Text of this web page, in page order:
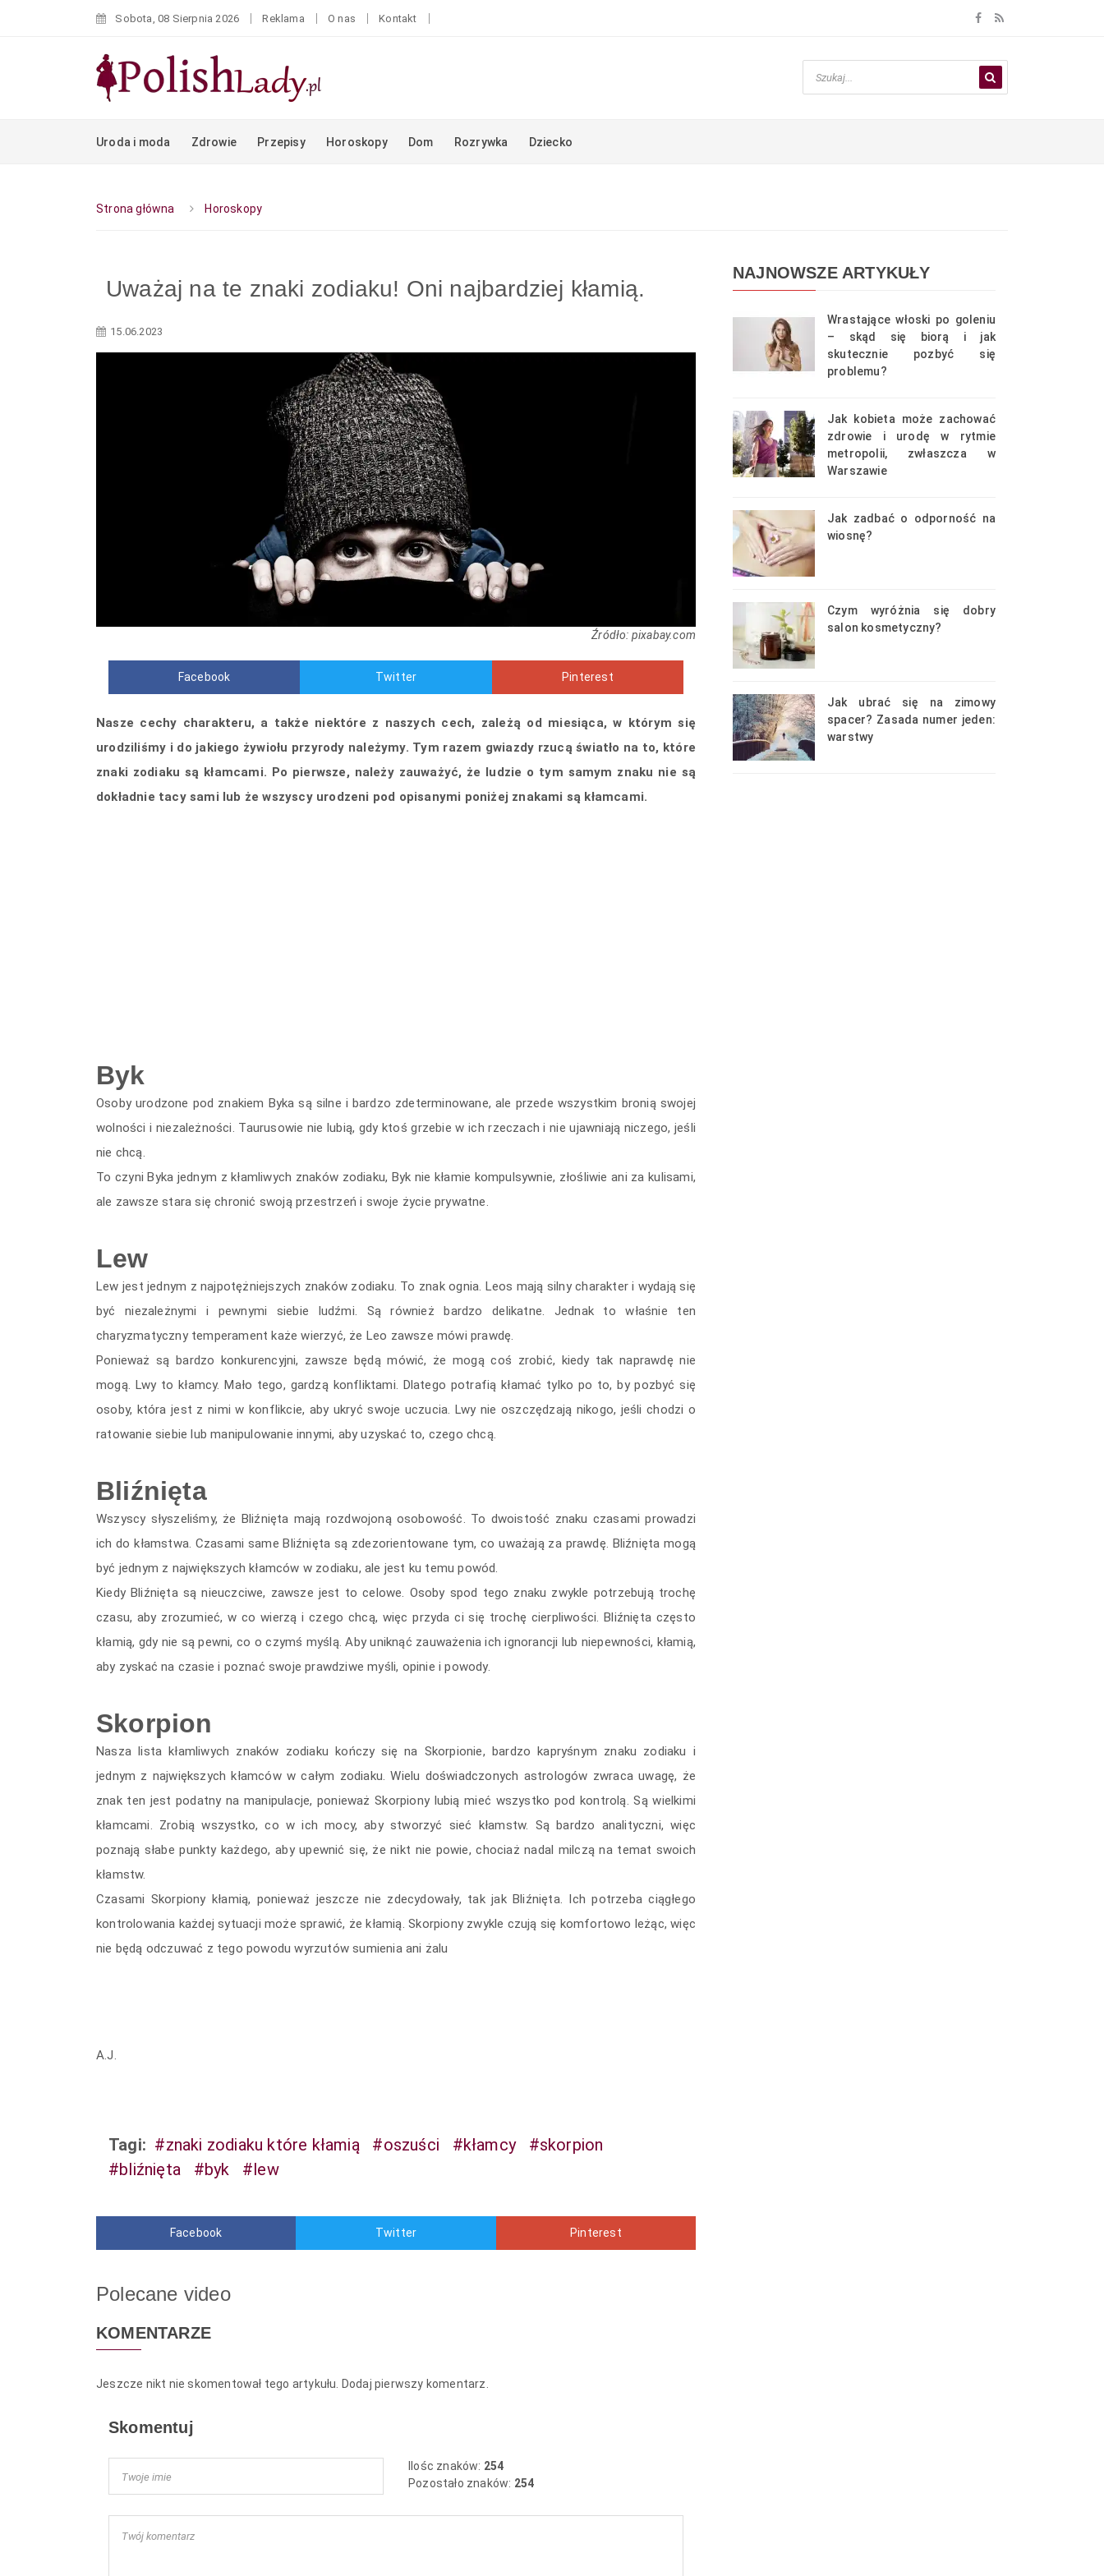
Sobota, 08 Sierpnia 2026 Reklama O nas Kontakt
Uroda i moda Zdrowie Przepisy Horoskopy Dom Rozrywka Dziecko
Strona główna Horoskopy
Uważaj na te znaki zodiaku! Oni najbardziej kłamią.
15.06.2023
Źródło: pixabay.com
Facebook Twitter Pinterest
Nasze cechy charakteru, a także niektóre z naszych cech, zależą od miesiąca, w którym się
urodziliśmy i do jakiego żywiołu przyrody należymy. Tym razem gwiazdy rzucą światło na to, które
znaki zodiaku są kłamcami. Po pierwsze, należy zauważyć, że ludzie o tym samym znaku nie są
dokładnie tacy sami lub że wszyscy urodzeni pod opisanymi poniżej znakami są kłamcami.
Byk
Osoby urodzone pod znakiem Byka są silne i bardzo zdeterminowane, ale przede wszystkim bronią swojej
wolności i niezależności. Taurusowie nie lubią, gdy ktoś grzebie w ich rzeczach i nie ujawniają niczego, jeśli
nie chcą.
To czyni Byka jednym z kłamliwych znaków zodiaku, Byk nie kłamie kompulsywnie, złośliwie ani za kulisami,
ale zawsze stara się chronić swoją przestrzeń i swoje życie prywatne.
Lew
Lew jest jednym z najpotężniejszych znaków zodiaku. To znak ognia. Leos mają silny charakter i wydają się
być niezależnymi i pewnymi siebie ludźmi. Są również bardzo delikatne. Jednak to właśnie ten
charyzmatyczny temperament każe wierzyć, że Leo zawsze mówi prawdę.
Ponieważ są bardzo konkurencyjni, zawsze będą mówić, że mogą coś zrobić, kiedy tak naprawdę nie
mogą. Lwy to kłamcy. Mało tego, gardzą konfliktami. Dlatego potrafią kłamać tylko po to, by pozbyć się
osoby, która jest z nimi w konflikcie, aby ukryć swoje uczucia. Lwy nie oszczędzają nikogo, jeśli chodzi o
ratowanie siebie lub manipulowanie innymi, aby uzyskać to, czego chcą.
Bliźnięta
Wszyscy słyszeliśmy, że Bliźnięta mają rozdwojoną osobowość. To dwoistość znaku czasami prowadzi
ich do kłamstwa. Czasami same Bliźnięta są zdezorientowane tym, co uważają za prawdę. Bliźnięta mogą
być jednym z największych kłamców w zodiaku, ale jest ku temu powód.
Kiedy Bliźnięta są nieuczciwe, zawsze jest to celowe. Osoby spod tego znaku zwykle potrzebują trochę
czasu, aby zrozumieć, w co wierzą i czego chcą, więc przyda ci się trochę cierpliwości. Bliźnięta często
kłamią, gdy nie są pewni, co o czymś myślą. Aby uniknąć zauważenia ich ignorancji lub niepewności, kłamią,
aby zyskać na czasie i poznać swoje prawdziwe myśli, opinie i powody.
Skorpion
Nasza lista kłamliwych znaków zodiaku kończy się na Skorpionie, bardzo kapryśnym znaku zodiaku i
jednym z największych kłamców w całym zodiaku. Wielu doświadczonych astrologów zwraca uwagę, że
znak ten jest podatny na manipulacje, ponieważ Skorpiony lubią mieć wszystko pod kontrolą. Są wielkimi
kłamcami. Zrobią wszystko, co w ich mocy, aby stworzyć sieć kłamstw. Są bardzo analityczni, więc
poznają słabe punkty każdego, aby upewnić się, że nikt nie powie, chociaż nadal milczą na temat swoich
kłamstw.
Czasami Skorpiony kłamią, ponieważ jeszcze nie zdecydowały, tak jak Bliźnięta. Ich potrzeba ciągłego
kontrolowania każdej sytuacji może sprawić, że kłamią. Skorpiony zwykle czują się komfortowo leżąc, więc
nie będą odczuwać z tego powodu wyrzutów sumienia ani żalu
A.J.
Tagi: #znaki zodiaku które kłamią #oszuści #kłamcy
#skorpion
#bliźnięta
#byk #lew
Facebook Twitter Pinterest
Polecane video
KOMENTARZE
Jeszcze nikt nie skomentował tego artykułu. Dodaj pierwszy komentarz.
Skomentuj
Ilośc znaków: 254
Pozostało znaków: 254
NAJNOWSZE ARTYKUŁY
Wrastające włoski po goleniu
– skąd się biorą i jak
skutecznie pozbyć się
problemu?
Jak kobieta może zachować
zdrowie i urodę w rytmie
metropolii, zwłaszcza w
Warszawie
Jak zadbać o odporność na
wiosnę?
Czym wyróżnia się dobry
salon kosmetyczny?
Jak ubrać się na zimowy
spacer? Zasada numer jeden:
warstwy